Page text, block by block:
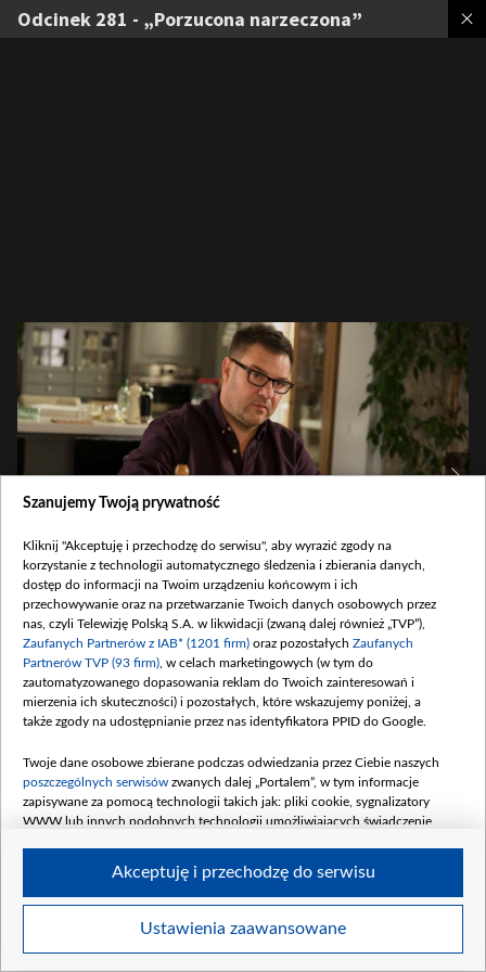
Odcinek 281 - „Porzucona narzeczona”
Odcinek 281 - „Porzucona narzeczona”
1
Szczegóły
Szanujemy Twoją prywatność
Kliknij "Akceptuję i przechodzę do serwisu", aby wyrazić zgody na
korzystanie z technologii automatycznego śledzenia i zbierania danych,
dostęp do informacji na Twoim urządzeniu końcowym i ich
przechowywanie oraz na przetwarzanie Twoich danych osobowych przez
nas, czyli Telewizję Polską S.A. w likwidacji (zwaną dalej również „TVP”),
Zaufanych Partnerów z IAB* (1201 firm) oraz pozostałych Zaufanych
Partnerów TVP (93 firm) , w celach marketingowych (w tym do
zautomatyzowanego dopasowania reklam do Twoich zainteresowań i
mierzenia ich skuteczności) i pozostałych, które wskazujemy poniżej, a
także zgody na udostępnianie przez nas identyfikatora PPID do Google.
Twoje dane osobowe zbierane podczas odwiedzania przez Ciebie naszych
poszczególnych serwisów zwanych dalej „Portalem”, w tym informacje
zapisywane za pomocą technologii takich jak: pliki cookie, sygnalizatory
WWW lub innych podobnych technologii umożliwiających świadczenie
Twoje dane osobowe zbierane podczas odwiedzania przez Ciebie
Ustawienia zaawansowane
Akceptuję i przechodzę do serwisu